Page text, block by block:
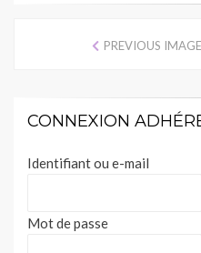
PREVIOUS IMAGE
CONNEXION
Identifiant ou e-mail
Mot de passe